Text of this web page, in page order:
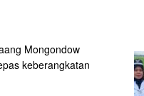
Mongondow
keberangkatan